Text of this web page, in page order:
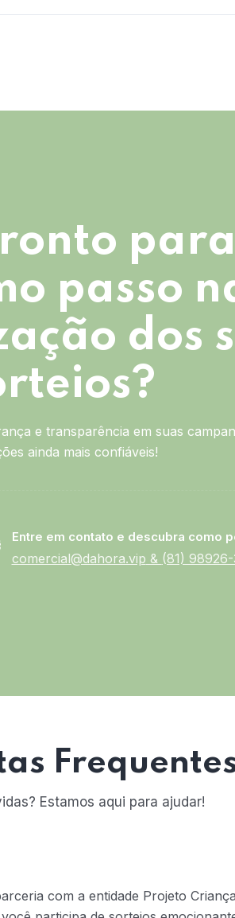
passo
dos
e transparência em suas
ainda mais confiáveis!
Entre em contato e descubra como
comercial@dahora.vip & (81)
Estamos aqui para ajudar!
com a entidade Projeto